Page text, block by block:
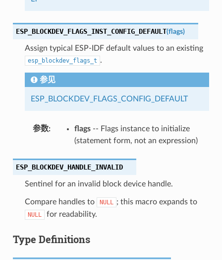
ESP_BLOCKDEV_FLAGS_INST_CONFIG_DEFAULT(flags)
Assign typical ESP-IDF default values to an existing
esp_blockdev_flags_t .
参见
ESP_BLOCKDEV_FLAGS_CONFIG_DEFAULT
参数: flags-- Flags instance to initialize
(statement form, not an expression)
ESP_BLOCKDEV_HANDLE_INVALID
Sentinel for an invalid block device handle.
Compare handles to NULL ; this macro expands to
NULL for readability.
Type Definitions